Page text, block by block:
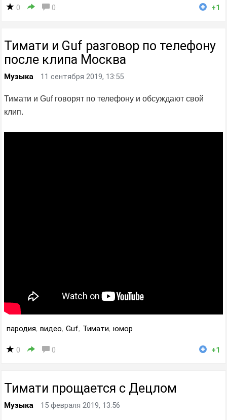
0 0 +1
Тимати и Guf разговор по телефону
после клипа Москва
Музыка 11 сентября 2019, 13:55
Тимати и Guf говорят по телефону и обсуждают свой
клип.
пародия, видео, Guf, Тимати, юмор
0 0 +1
Тимати прощается с Децлом
Музыка 15 февраля 2019, 13:56